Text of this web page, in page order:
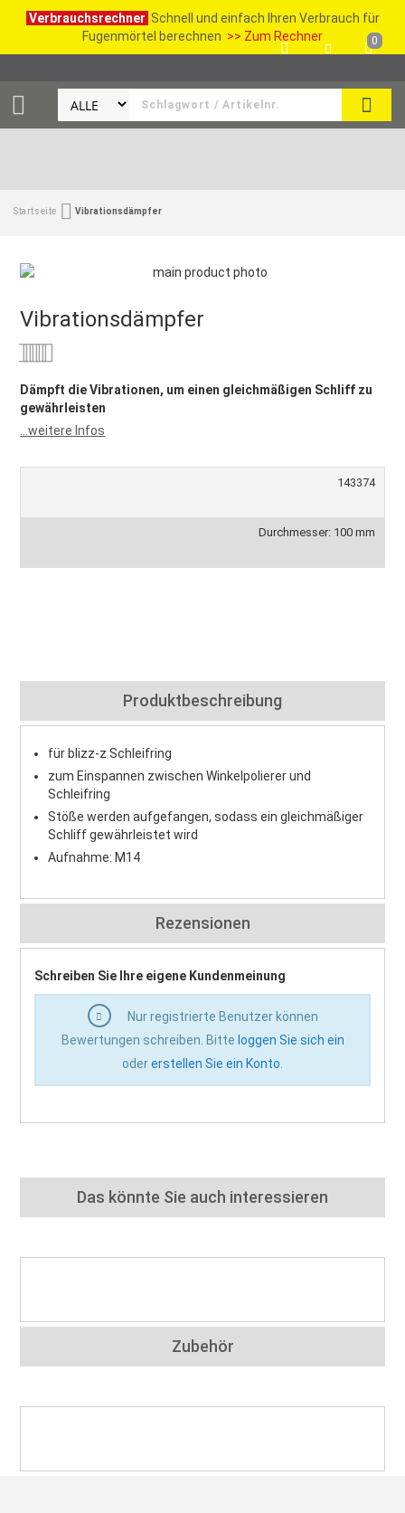
Verbrauchsrechner Schnell und einfach Ihren Verbrauch für
Fugenmörtel berechnen >> Zum Rechner
SUCHE
0
Startseite Vibrationsdämpfer
Vibrationsdämpfer
Dämpft die Vibrationen, um einen gleichmäßigen Schliff zu
gewährleisten
...weitere Infos
143374
Durchmesser: 100 mm
Produktbeschreibung
für blizz-z Schleifring
zum Einspannen zwischen Winkelpolierer und
Schleifring
Stöße werden aufgefangen, sodass ein gleichmäßiger
Schliff gewährleistet wird
Aufnahme: M14
Rezensionen
Schreiben Sie Ihre eigene Kundenmeinung
Nur registrierte Benutzer können
Bewertungen schreiben. Bitte loggen Sie sich ein
odererstellen Sie ein Konto
Das könnte Sie auch interessieren
Zubehör